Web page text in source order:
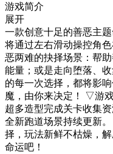
游戏简介
展开
一款创意十足的善恶主
将通过左右滑动操控角
恶两难的抉择场景：帮
能量；或是走向堕落、
的每一次选择，都将影
魔，由你来决定！ ▽游
超多造型完成关卡收集
全新跑道场景持续更新
择，玩法新鲜不枯燥，
命运吧！